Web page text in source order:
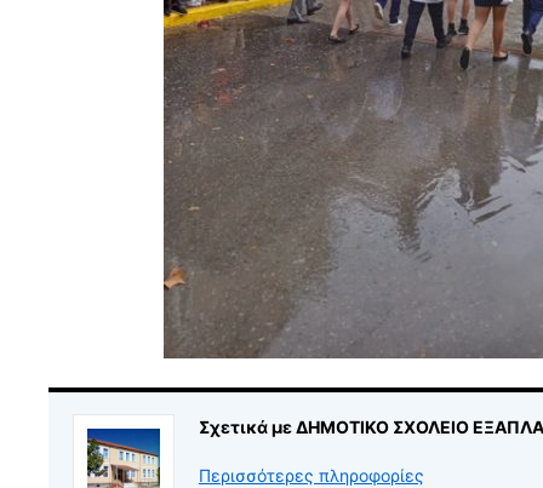
Σχετικά με ΔΗΜΟΤΙΚΟ ΣΧΟΛΕΙΟ
Περισσότερες πληροφορίες